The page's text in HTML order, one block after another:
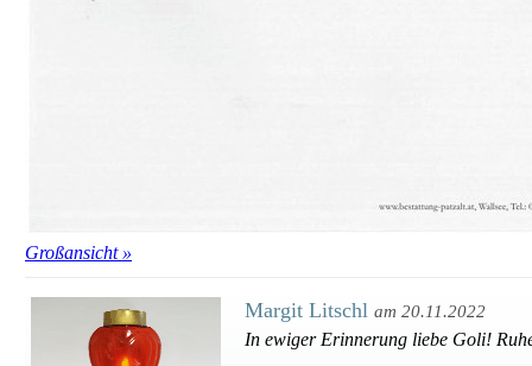
Großansicht »
Margit Litschl am 20.11.2022
In ewiger Erinnerung liebe Goli!